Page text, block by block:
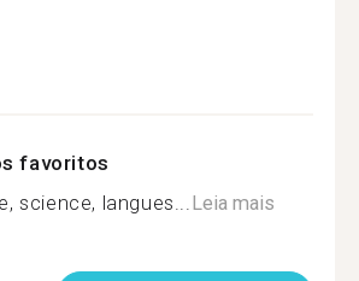
favoritos
science, langues...Leia mais